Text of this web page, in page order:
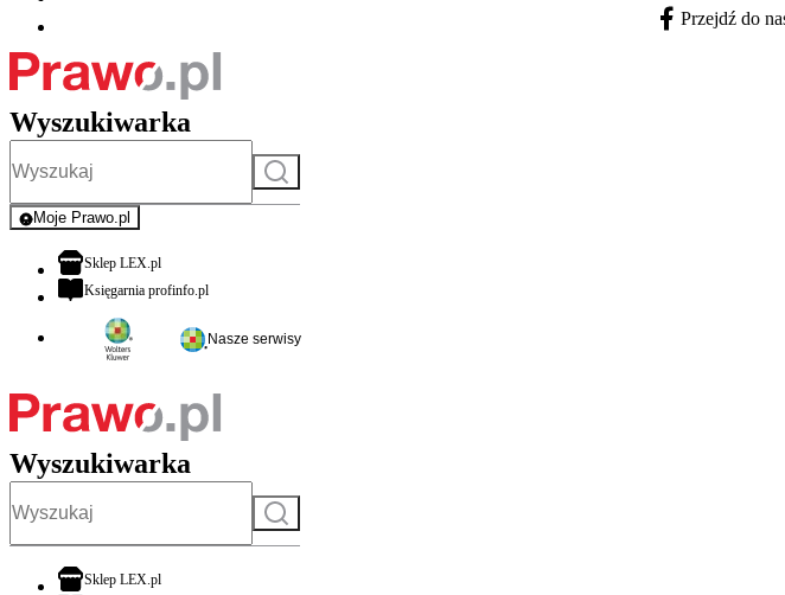
Facebook - otwiera
Przejdź do
Wyszukiwarka
Szukaj
Moje Prawo.pl
- rejestracja i logowanie do serwisu
Sklep LEX.plotwiera się w nowej karcie
Księgarnia profinfo.plotwiera się w nowej karcie
Nasze serwisy
Wyszukiwarka
Szukaj
Sklep LEX.plotwiera się w nowej karcie